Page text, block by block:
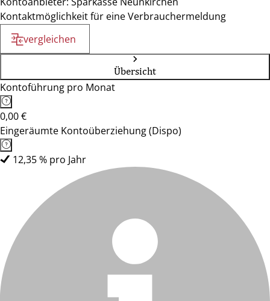
Kontaktmöglichkeit für eine Verbrauchermeldung
vergleichen
Übersicht
Kontoführung pro Monat
0,00 €
Eingeräumte Kontoüberziehung (Dispo)
12,35 % pro Jahr